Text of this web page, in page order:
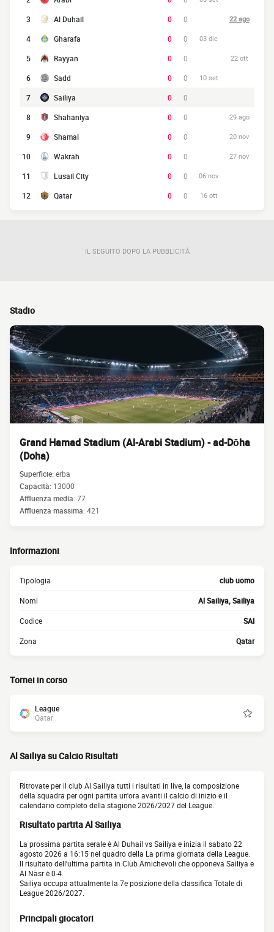
3 Al Duhail 0 0 22 ago
4 Gharafa 0 0 03 dic
5 Rayyan 0 0 22 ott
6 Sadd 0 0 10 set
7 Sailiya 0
0
8
Shahaniya 0 0 29 ago
9 Shamal 0 0 20 nov
10 Wakrah 0 0 27 nov
11 Lusail City 0 0 06 nov
12 Qatar 0 0 16 ott
IL SEGUITO DOPO LA PUBBLICITÀ
Stadio
Grand Hamad Stadium (Al-Arabi Stadium) - ad-Dōha
(Doha)
Superficie:erba
Capacità: 13000
Affluenza media:77
Affluenza massima:421
Informazioni
Tipologia club uomo
Nomi Al Sailiya, Sailiya
Codice SAI
Zona Qatar
Tornei in corso
League
Qatar
Al Sailiya su Calcio Risultati
Ritrovate per il club Al Sailiya tutti i risultati in live, la composizione
della squadra per ogni partita un'ora avanti il calcio di inizio e il
calendario completo della stagione 2026/2027 del League.
Risultato partita Al Sailiya
La prossima partita serale è Al Duhail vs Sailiya e inizia il sabato 22
agosto 2026 a 16:15 nel quadro della La prima giornata della League.
Il risultato dell'ultima partita in Club Amichevoli che opponeva Sailiya e
Al Nasr è 0-4.
Sailiya occupa attualmente la 7e posizione della classifica Totale di
League 2026/2027.
Principali giocatori